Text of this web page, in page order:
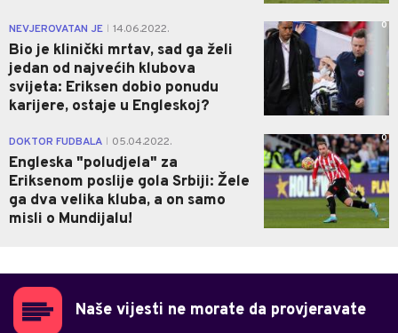
NEVJEROVATAN JE 14.06.2022.
Bio je klinički mrtav, sad ga želi
jedan od najvećih klubova
svijeta: Eriksen dobio ponudu
karijere, ostaje u Engleskoj?
0
DOKTOR FUDBALA 05.04.2022.
Engleska "poludjela" za
Eriksenom poslije gola Srbiji: Žele
ga dva velika kluba, a on samo
misli o Mundijalu!
0
Naše vijesti ne morate da provjeravate